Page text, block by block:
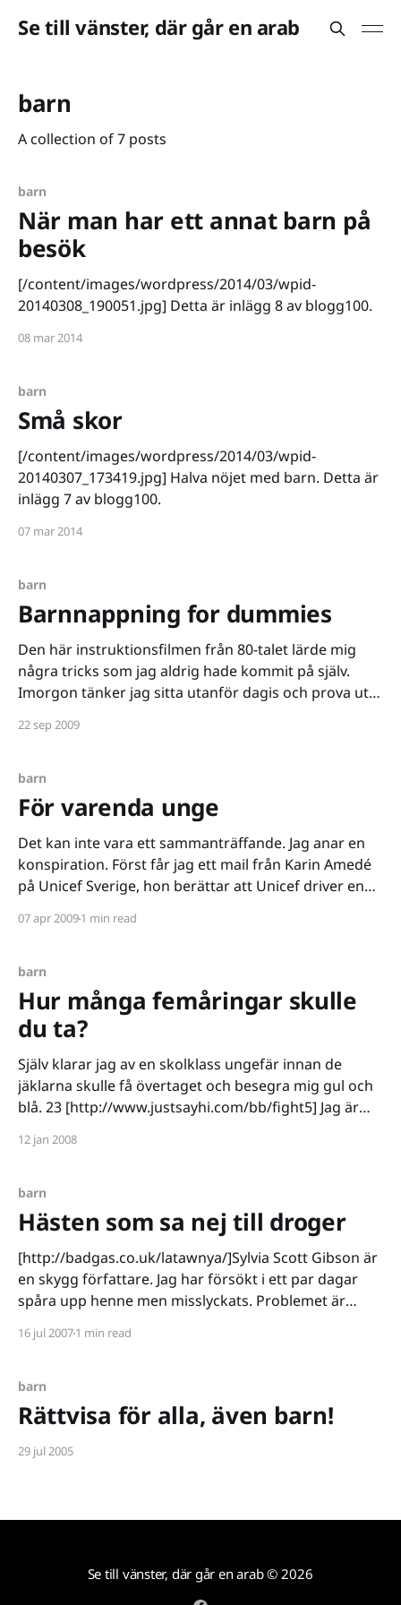
Se till vänster, där går en arab
barn
A collection of 7 posts
barn
När man har ett annat barn på
besök
[/content/images/wordpress/2014/03/wpid-
20140308_190051.jpg] Detta är inlägg 8 av blogg100.
08 mar 2014
barn
Små skor
[/content/images/wordpress/2014/03/wpid-
20140307_173419.jpg] Halva nöjet med barn. Detta är
inlägg 7 av blogg100.
07 mar 2014
barn
Barnnappning for dummies
Den här instruktionsfilmen från 80-talet lärde mig
några tricks som jag aldrig hade kommit på själv.
Imorgon tänker jag sitta utanför dagis och prova ut
Och om du kära läsare gör misstaget att berätta vår
22 sep 2009
barn
För varenda unge
Det kan inte vara ett sammanträffande. Jag anar en
konspiration. Först får jag ett mail från Karin Amedé
på Unicef Sverige, hon berättar att Unicef driver en
vara soldater just nu i världen, att en och en halv
07 apr 20091 min read
barn
Hur många femåringar skulle
du ta?
Själv klarar jag av en skolklass ungefär innan de
jäklarna skulle få övertaget och besegra mig gul och
blå. 23 [http://www.justsayhi.com/bb/fight5] Jag är
bättre. Jag menar, vi pratar faktiskt om femåringar, de
12 jan 2008
barn
Hästen som sa nej till droger
[http://badgas.co.uk/latawnya/]Sylvia Scott Gibson är
en skygg författare. Jag har försökt i ett par dagar
spåra upp henne men misslyckats. Problemet är
Horse, Learns to Say No to Drugs. Skriver man en
16 jul 20071 min read
barn
Rättvisa för alla, även barn!
29 jul 2005
Se till vänster, där går en arab© 2026